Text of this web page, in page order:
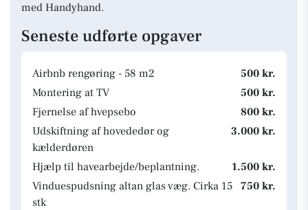
med Handyhand.
Seneste udførte opgaver
Airbnb rengøring - 58 m2
500 kr.
Montering at TV
500 kr.
Fjernelse af hvepsebo
800 kr.
Udskiftning af hovededør og
kælderdøren
3.000 kr.
Hjælp til havearbejde/beplantning.
1.500 kr.
Vinduespudsning altan glas væg. Cirka 15
stk
750 kr.